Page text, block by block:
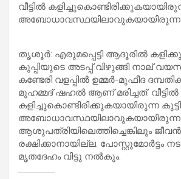
വീട്ടിൽ
തൃശൂർ: എരുമപ്പെട്ടി ആദൂരിൽ
കുപ്പിയുടെ അടപ്പ് വിഴുങ്ങി നാല്
കണ്ടേരി വളപ്പിൽ ഉമ്മർ-മുഫീദ
മുഹമ്മദ് ഷഹൽ ആണ് മരിച്ചത്. വീട്ടിൽ
കളിച്ചുകൊണ്ടിരിക്കുകയായിരുന്ന കുട്ടി
ആശുപത്രിയിലെത്തിച്ചെങ്കിലും ജീവൻ
രക്ഷിക്കാനായില്ല. പോസ്റ്റുമോർട്ടം
മൃതദേഹം വിട്ടു നൽകും.